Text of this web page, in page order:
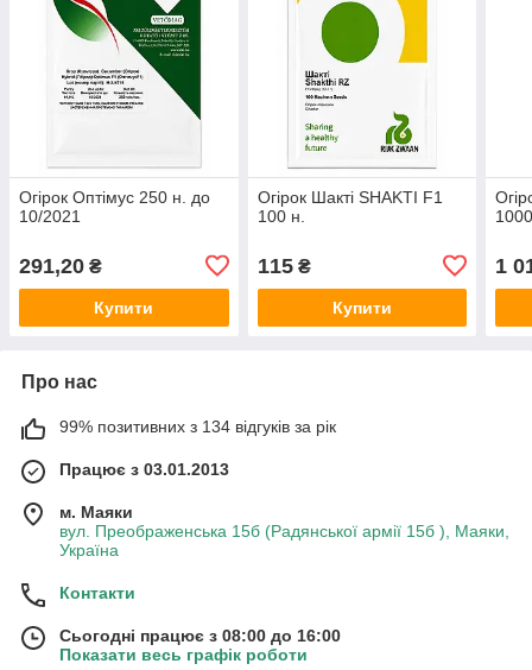
Огірок Оптімус 250 н. до
10/2021
291,20 ₴
Купити
Огірок Шакті SHAKTI F1
100 н.
115₴
Купити
1
Про нас
99% позитивних з 134 відгуків за рік
Працює з 03.01.2013
м. Маяки
вул. Преображенська 15б (Радянської армії 15б ), Маяки,
Україна
Контакти
Сьогодні працює з 08:00 до 16:00
Показати весь графік роботи